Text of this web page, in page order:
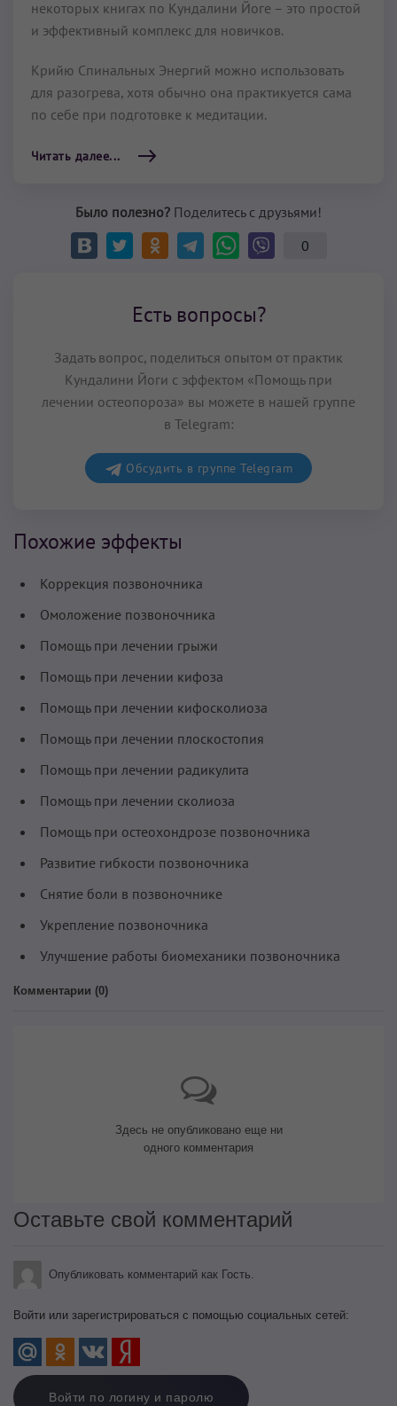
некоторых книгах по Кундалини Йоге – это простой
и эффективный комплекс для новичков.
Крийю Спинальных Энергий можно использовать
для разогрева, хотя обычно она практикуется сама
по себе при подготовке к медитации.
Читать далее...
Было полезно? Поделитесь с друзьями!
0
Есть вопросы?
Задать вопрос, поделиться опытом от практик
Кундалини Йоги с эффектом «Помощь при
лечении остеопороза» вы можете в нашей группе
в Telegram:
Обсудить в группе Telegram
Похожие эффекты
Коррекция позвоночника
Омоложение позвоночника
Помощь при лечении грыжи
Помощь при лечении кифоза
Помощь при лечении кифосколиоза
Помощь при лечении плоскостопия
Помощь при лечении радикулита
Помощь при лечении сколиоза
Помощь при остеохондрозе позвоночника
Развитие гибкости позвоночника
Снятие боли в позвоночнике
Укрепление позвоночника
Улучшение работы биомеханики позвоночника
Комментарии (0)
Здесь не опубликовано еще ни
одного комментария
Оставьте свой комментарий
Опубликовать комментарий как Гость.
Войти или зарегистрироваться с помощью социальных сетей:
Войти по логину и паролю